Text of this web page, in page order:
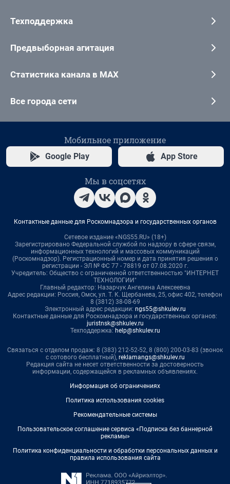
Техподдержка
Предвыборная агитация
Статистика канала в MAX
Все города сети
Мобильное приложение
Google Play App Store
Мы в соцсетях
Контактные данные для Роскомнадзора и государственных органов
Сетевое издание «NGS55.RU» (18+)
Зарегистрировано Федеральной службой по надзору в сфере связи,
информационных технологий и массовых коммуникаций
(Роскомнадзор). Регистрационный номер и дата принятия решения о
регистрации - ЭЛ № ФС 77 - 78819 от 07.08.2020 г.
Учредитель: Общество с ограниченной ответственностью "ИНТЕРНЕТ
ТЕХНОЛОГИИ"
Главный редактор: Назарчук Ангелина Алексеевна
Адрес редакции: Россия, Омск, ул. Т. К. Щербанева, 25, офис 402, телефон
8 (3812) 38-08-69
Электронный адрес редакции: ngs55@shkulev.ru
Контактные данные для Роскомнадзора и государственных органов:
juristnsk@shkulev.ru
Техподдержка: help@shkulev.ru
Связаться с отделом продаж: 8 (383) 212-52-52, 8 (800) 200-03-83 (звонок
с сотового бесплатный), reklamangs@shkulev.ru
Редакция сайта не несет ответственности за достоверность
информации, содержащейся в рекламных объявлениях.
Информация об ограничениях
Политика использования cookies
Рекомендательные системы
Пользовательское соглашение сервиса «Подписка без баннерной
рекламы»
Политика конфиденциальности и обработки персональных данных и
правила использования сайта